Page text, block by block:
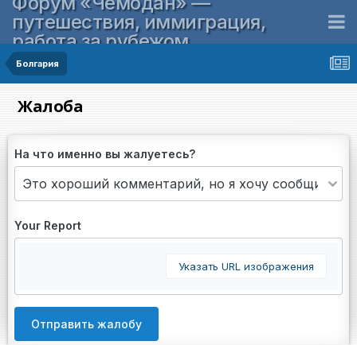
путешествия, иммиграция,
работа за рубежом
Болгария
Жалоба
На что именно вы жалуетесь?
Your Report
Указать URL изображения
Отправить жалобу